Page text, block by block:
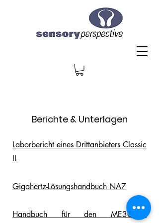
Berichte & Unterlagen
Laborbericht eines Drittanbieters Classic
II
Gigahertz-Lösungshandbuch NA7
Handbuch für den ME3030B